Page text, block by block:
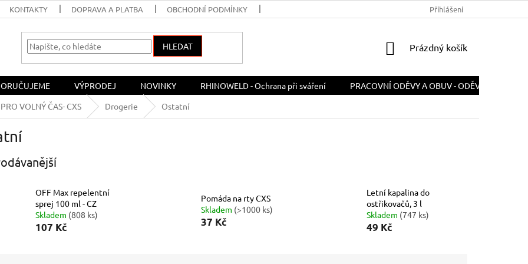
KONTAKTY DOPRAVA A PLATBA OBCHODNÍ PODMÍNKY ODSTOUPENÍ OD
Přihlášení
HLEDAT
NÁKUPNÍ
Prázdný košík
VÝPRODEJ NOVINKY RHINOWELD - Ochrana při sváření
PRACOVNÍ ODĚVY A OBUV - ODĚVY A OBUV
VOLNÝ ČAS- CXS Drogerie Ostatní
OFF Max repelentní
sprej 100 ml - CZ
Skladem (808 ks)
107 Kč
Pomáda na rty CXS
Skladem (>1000 ks)
37 Kč
Letní kapalina do
ostřikovačů, 3 l
Skladem (747 ks)
49 Kč